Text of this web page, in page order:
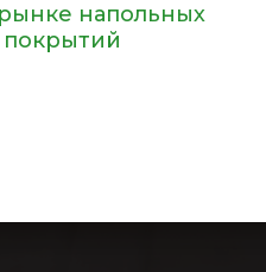
напольных
покрытий